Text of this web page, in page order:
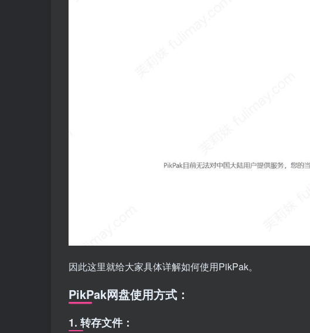
因此这里就给大家具体详解如何使用PikPak。
PikPak网盘使用方式：
1. 转存文件：